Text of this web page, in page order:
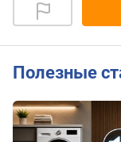
Полезные